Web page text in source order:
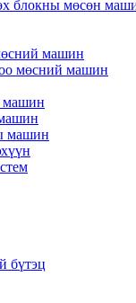
блокны мөсөн
машин
мөсний машин
машин
машин
бүтэц